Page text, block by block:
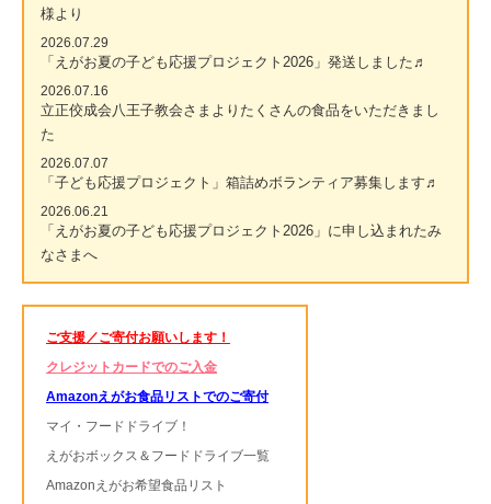
様より
2026.07.29
「えがお夏の子ども応援プロジェクト2026」発送しました♬
2026.07.16
立正佼成会八王子教会さまよりたくさんの食品をいただきまし
た
2026.07.07
「子ども応援プロジェクト」箱詰めボランティア募集します♬
2026.06.21
「えがお夏の子ども応援プロジェクト2026」に申し込まれたみ
なさまへ
ご支援／ご寄付お願いします！
クレジットカードでのご入金
Amazonえがお食品リストでのご寄付
マイ・フードドライブ！
えがおボックス＆フードドライブ一覧
Amazonえがお希望食品リスト